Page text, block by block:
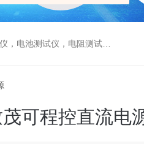
仪，电阻测试仪，数据采集仪
可程控直流电